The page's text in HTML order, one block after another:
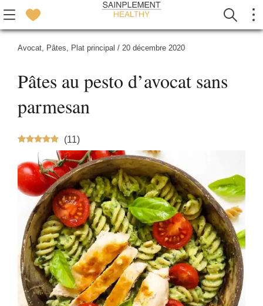
Avocat, Pâtes, Plat principal / 20 décembre 2020
Pâtes au pesto d’avocat sans
parmesan
(11)